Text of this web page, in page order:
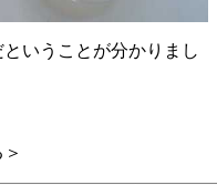
ということが分かりまし